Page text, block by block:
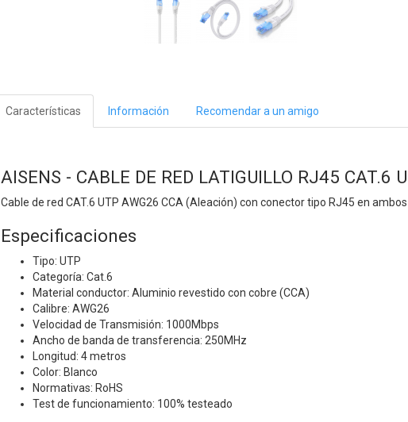
Características Información Recomendar a un amigo
AISENS - CABLE DE RED LATIGUILLO RJ45 CAT.6
Cable de red CAT.6 UTP AWG26 CCA (Aleación) con conector tipo RJ45 en
Especificaciones
Tipo: UTP
Categoría: Cat.6
Material conductor: Aluminio revestido con cobre (CCA)
Calibre: AWG26
Velocidad de Transmisión: 1000Mbps
Ancho de banda de transferencia: 250MHz
Longitud: 4 metros
Color: Blanco
Normativas: RoHS
Test de funcionamiento: 100% testeado